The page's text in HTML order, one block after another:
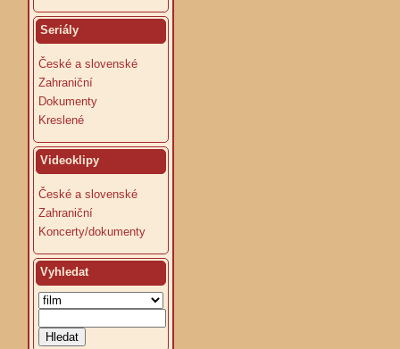
Seriály
České a slovenské
Zahraniční
Dokumenty
Kreslené
Videoklipy
České a slovenské
Zahraniční
Koncerty/dokumenty
Vyhledat